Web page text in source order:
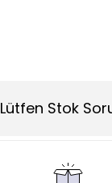
Lütfen Stok